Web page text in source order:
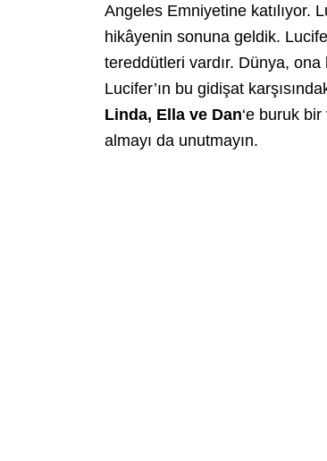
Angeles Emniyetine katılıyor.
hikâyenin sonuna geldik.
tereddütleri vardır. Dünya,
Lucifer’ın bu gidişat
Linda, Ella ve Dan‘e buruk
almayı da unutmayın.